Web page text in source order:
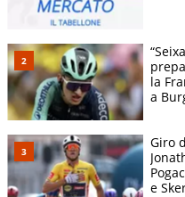
la
a
Giro
e